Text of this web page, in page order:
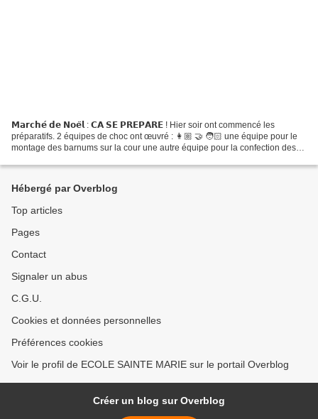
𝗠𝗮𝗿𝗰𝗵𝗲́ 𝗱𝗲 𝗡𝗼𝗲̈𝗹 : 𝗖𝗔 𝗦𝗘 𝗣𝗥𝗘𝗣𝗔𝗥𝗘 ! Hier soir ont commencé les
préparatifs. 2 équipes de choc ont œuvré : 👩🏼 🤝 🧑🏻 une équipe pour le
montage des barnums sur la cour une autre équipe pour la confection des
Hébergé par Overblog
Top articles
Pages
Contact
Signaler un abus
C.G.U.
Cookies et données personnelles
Préférences cookies
Voir le profil de ECOLE SAINTE MARIE sur le portail Overblog
Créer un blog sur Overblog